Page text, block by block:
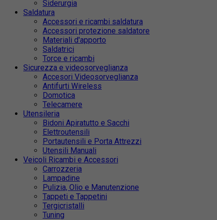
Siderurgia
Saldatura
Accessori e ricambi saldatura
Accessori protezione saldatore
Materiali d'apporto
Saldatrici
Torce e ricambi
Sicurezza e videosorveglianza
Accesori Videosorveglianza
Antifurti Wireless
Domotica
Telecamere
Utensileria
Bidoni Apiratutto e Sacchi
Elettroutensili
Portautensili e Porta Attrezzi
Utensili Manuali
Veicoli Ricambi e Accessori
Carrozzeria
Lampadine
Pulizia, Olio e Manutenzione
Tappeti e Tappetini
Tergicristalli
Tuning